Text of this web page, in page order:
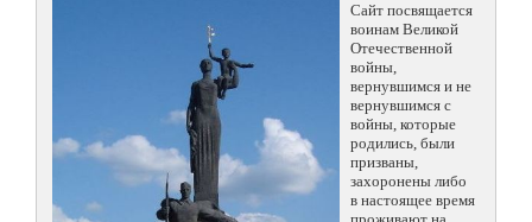
Сайт посвящается
воинам Великой
Отечественной
войны,
вернувшимся и не
вернувшимся с
войны, которые
родились, были
призваны,
захоронены либо
в настоящее время